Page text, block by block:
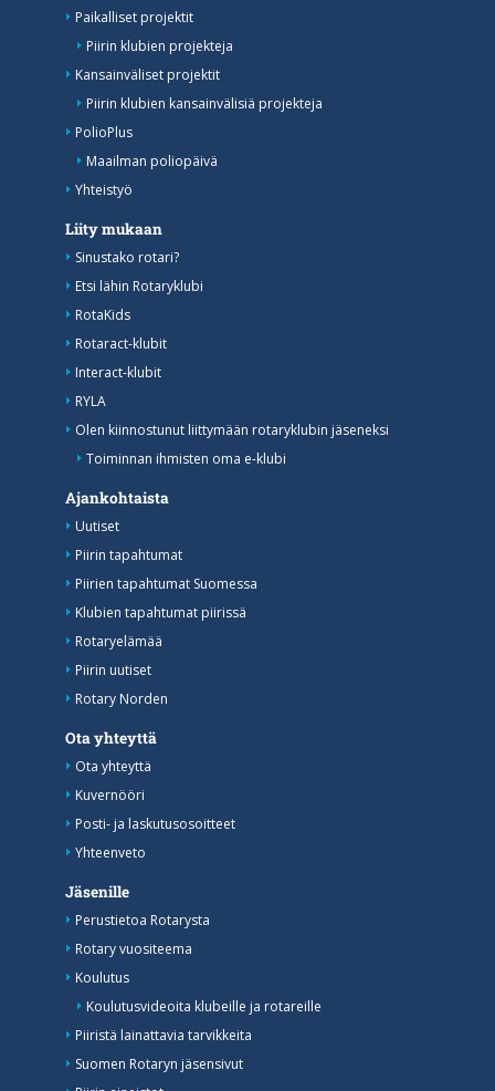
Paikalliset projektit
Piirin klubien projekteja
Kansainväliset projektit
Piirin klubien kansainvälisiä projekteja
PolioPlus
Maailman poliopäivä
Yhteistyö
Liity mukaan
Sinustako rotari?
Etsi lähin Rotaryklubi
RotaKids
Rotaract-klubit
Interact-klubit
RYLA
Olen kiinnostunut liittymään rotaryklubin jäseneksi
Toiminnan ihmisten oma e-klubi
Ajankohtaista
Uutiset
Piirin tapahtumat
Piirien tapahtumat Suomessa
Klubien tapahtumat piirissä
Rotaryelämää
Piirin uutiset
Rotary Norden
Ota yhteyttä
Ota yhteyttä
Kuvernööri
Posti- ja laskutusosoitteet
Yhteenveto
Jäsenille
Perustietoa Rotarysta
Rotary vuositeema
Koulutus
Koulutusvideoita klubeille ja rotareille
Piiristä lainattavia tarvikkeita
Suomen Rotaryn jäsensivut